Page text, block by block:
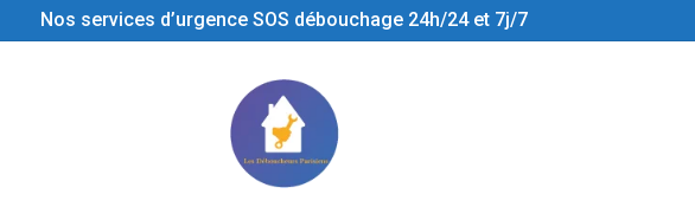
Nos services d’urgence SOS débouchage 24h/24 et 7j/7